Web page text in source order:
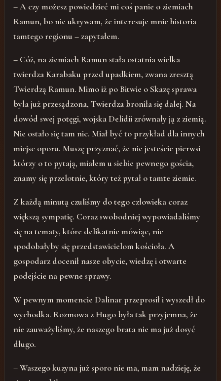
– A czy możesz powiedzieć mi coś panie o ziemiach
Ramun, bo nie ukrywam, że interesuje mnie historia
tamtego regionu – zapytałem.
– Cóż, na ziemiach Ramun stała ostatnia wielka
twierdza Karabaku przed upadkiem, zwana zresztą
Twierdzą Ramun. Mimo iż po Bitwie o Skazę sprawa
była już przesądzona, Twierdza broniła się dalej. Na
dowód swej potęgi, wojska Delidii zrównały ją z ziemią.
Nie ostało się tam nic. Miał być to przykład dla innych
miejsc oporu. Muszę przyznać, że nie jesteście pierwsi
którzy o to pytają, miałem u siebie pewnego gościa,
znamy się przelotnie, który też pytał o tamte ziemie.
Z każdą minutą czuliśmy do tego człowieka coraz
większą sympatię. Coraz swobodniej wypowiadaliśmy
się na tematy, które delikatnie mówiąc, nie
spodobałyby się przedstawicielom kościoła. A
gospodarz docenił nasze obycie, wiedzę i otwarte
podejście na pewne sprawy.
W pewnym momencie Dalinar przeprosił i wyszedł do
wychodka. Rozmowa z Hugo była tak przyjemna, że
nie zauważyliśmy, że naszego brata nie ma już dosyć
długo.
– Waszego kuzyna już sporo nie ma, mam nadzieję, że